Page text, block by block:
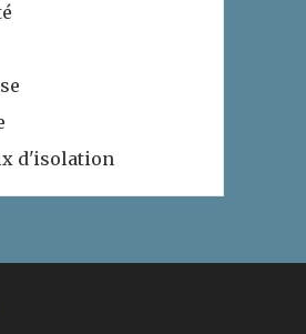
d'isolation